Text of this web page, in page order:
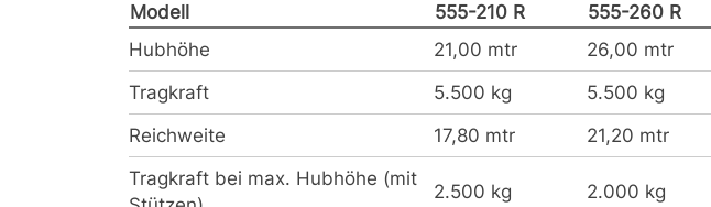
Modell 555-210 R
555-260 R
Hubhöhe
21,00 mtr
26,00 mtr
Tragkraft
5.500 kg
5.500 kg
Reichweite
17,80 mtr
21,20 mtr
Tragkraft bei max. Hubhöhe (mit
2.500 kg 2.000 kg